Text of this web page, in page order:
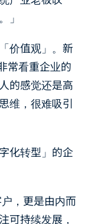
」
价值观」。新
常看重企业的
的感觉还是高
维，很难吸引
字化转型」的企
，更是由内而
可持续发展，